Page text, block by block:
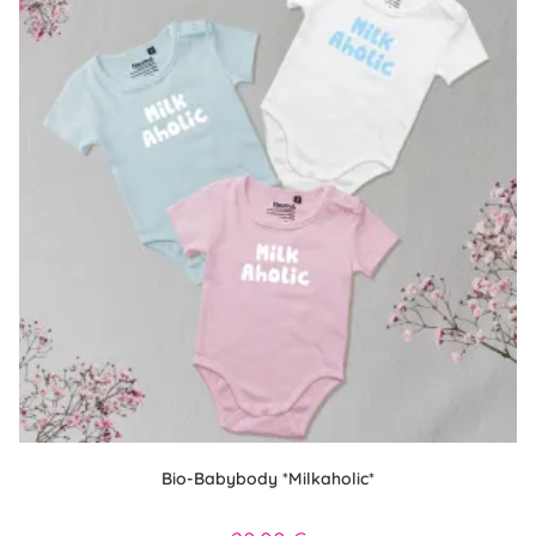
Bio-Babybody *Milkaholic*